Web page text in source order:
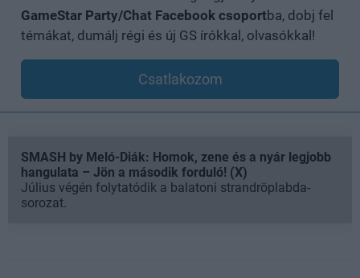
GameStar Party/Chat Facebook csoportba, dobj fel
témákat, dumálj régi és új GS írókkal, olvasókkal!
Csatlakozom
SMASH by Meló-Diák: Homok, zene és a nyár legjobb
hangulata – Jön a második forduló! (X)
Július végén folytatódik a balatoni strandröplabda-
sorozat.